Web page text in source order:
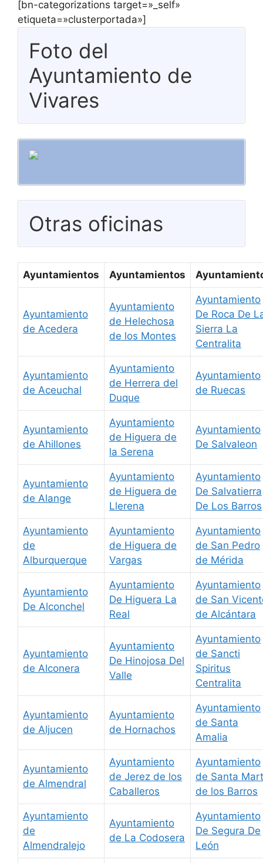
[bn-categorizations target=»_self»
etiqueta=»clusterportada»]
Foto del
Ayuntamiento de
Vivares
Otras oficinas
Ayuntamientos Ayuntamientos
Ayuntamiento
de Acedera
Ayuntamiento
de Helechosa
de los Montes
Ayuntamiento
De Roca De
Sierra La
Centralita
Ayuntamiento
de Aceuchal
Ayuntamiento
de Herrera del
Duque
Ayuntamiento
de Ruecas
Ayuntamiento
de Ahillones
Ayuntamiento
de Higuera de
la Serena
Ayuntamiento
De Salvaleon
Ayuntamiento
de Alange
Ayuntamiento
de Higuera de
Llerena
Ayuntamiento
De Salvatierra
De Los Barros
Ayuntamiento
de
Alburquerque
Ayuntamiento
de Higuera de
Vargas
Ayuntamiento
de San Pedro
de Mérida
Ayuntamiento
De Alconchel
Ayuntamiento
De Higuera La
Real
Ayuntamiento
de San
de Alcántara
Ayuntamiento
de Alconera
Ayuntamiento
De Hinojosa Del
Valle
Ayuntamiento
de Sancti
Spiritus
Centralita
Ayuntamiento
de Aljucen
Ayuntamiento
de Hornachos
Ayuntamiento
de Santa
Amalia
Ayuntamiento
de Almendral
Ayuntamiento
de Jerez de los
Caballeros
Ayuntamiento
de Santa
de los Barros
Ayuntamiento
de
Almendralejo
Ayuntamiento
de La Codosera
Ayuntamiento
De Segura De
León